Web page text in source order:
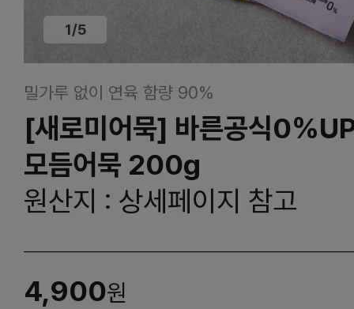
1/5
밀가루 없이 연육 함량 90%
[새로미어묵] 바른공식
모듬어묵 200g
원산지 : 상세페이지 참고
4,900원